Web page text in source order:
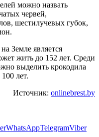
можно назвать
червей,
шестилучевых губок,
Земле является
жить до 152 лет. Среди
выделить крокодила
лет.
Источник: onlinebrest.by
WhatsAppTelegramViber